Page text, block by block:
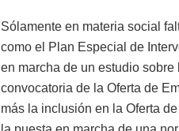
Sólamente en materia social
como el Plan Especial de
en marcha de un estudio
convocatoria de la Oferta de
más la inclusión en la Oferta